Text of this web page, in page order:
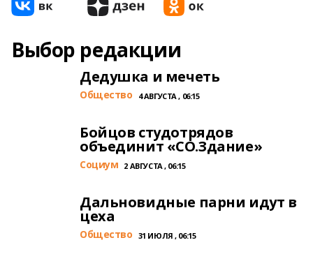
Выбор редакции
Дедушка и мечеть
Общество 4 АВГУСТА , 06:15
Бойцов студотрядов
объединит «СО.Здание»
Cоциум 2 АВГУСТА , 06:15
Дальновидные парни идут в
цеха
Общество 31 ИЮЛЯ , 06:15